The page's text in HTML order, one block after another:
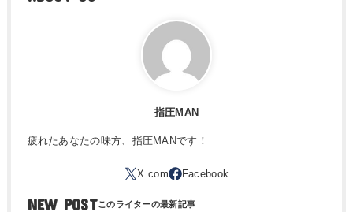
指圧MAN
疲れたあなたの味方、指圧MANです！
NEW POST